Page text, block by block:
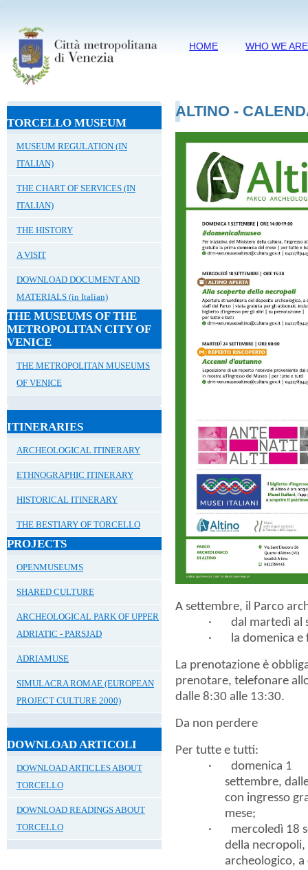
HOME WHO WE ARE
TORCELLO MUSEUM
MUSEUM REGULATION (IN
ITALIAN)
THE CHART OF SERVICES (IN
ITALIAN)
THE HISTORY
A VISIT
DOWNLOAD DOCUMENT AND
MATERIALS (in Italian)
THE MUSEUMS OF THE
METROPOLITAN CITY OF
VENICE
THE METROPOLITAN MUSEUMS
OF VENICE
ITINERARIES
ARCHEOLOGICAL ITINERARY
ETHNOGRAPHIC ITINERARY
HISTORICAL ITINERARY
THE BESTIARY OF TORCELLO
PROJECTS
OPENMUSEUMS
SHARED CULTURE
ARCHEOLOGICAL PARK OF UPPER
ADRIATIC - PARSJAD
ADRIAMUSE
SIMULACRA ROMAE (EUROPEAN
PROJECT CULTURE 2000)
DOWNLOAD ARTICOLI
DOWNLOAD ARTICLES ABOUT
TORCELLO
DOWNLOAD READINGS ABOUT
TORCELLO
ALTINO -
A settembre, il Parco
· dal martedì al
· la domenica
La prenotazione è
prenotare, telefonare
dalle 8:30 alle 13:30.
Da non perdere
Per tutte e tutti:
·domenica 1
settembre,
con ingresso
mese;
· mercoledì 18
della necropoli,
archeologico, a